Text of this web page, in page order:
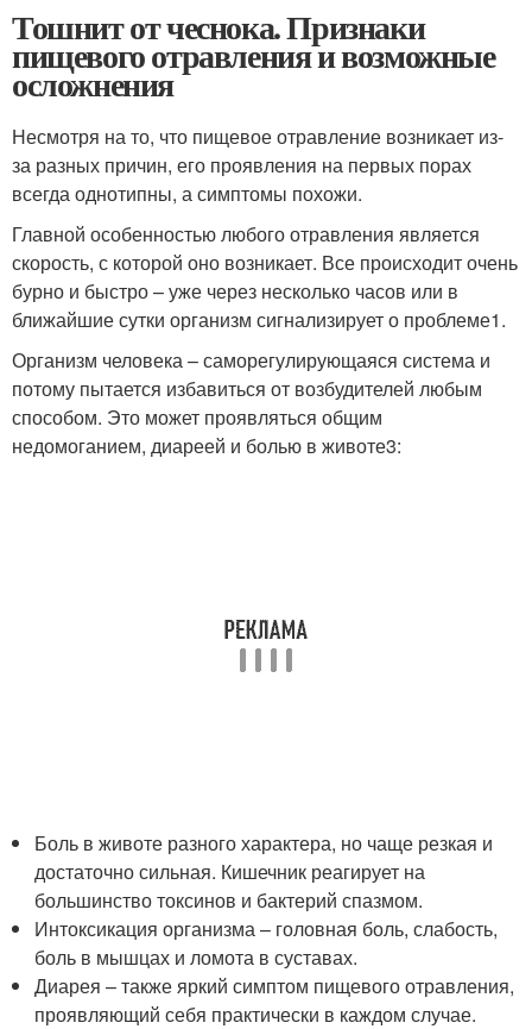
Тошнит от чеснока. Признаки
пищевого отравления и возможные
осложнения
Несмотря на то, что пищевое отравление возникает из-
за разных причин, его проявления на первых порах
всегда однотипны, а симптомы похожи.
Главной особенностью любого отравления является
скорость, с которой оно возникает. Все происходит очень
бурно и быстро – уже через несколько часов или в
ближайшие сутки организм сигнализирует о проблеме1.
Организм человека – саморегулирующаяся система и
потому пытается избавиться от возбудителей любым
способом. Это может проявляться общим
недомоганием, диареей и болью в животе3:
Боль в животе разного характера, но чаще резкая и
достаточно сильная. Кишечник реагирует на
большинство токсинов и бактерий спазмом.
Интоксикация организма – головная боль, слабость,
боль в мышцах и ломота в суставах.
Диарея – также яркий симптом пищевого отравления,
проявляющий себя практически в каждом случае.